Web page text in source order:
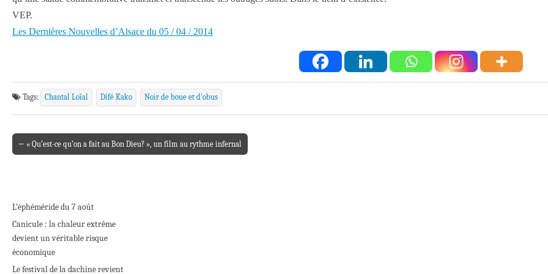
VEP.
Les Dernières Nouvelles d’Alsace du 05 / 04 / 2014
Tags: Chantal Loïal Difé Kako Noir de boue et d'obus
Post navigation
← « Qu’est-ce qu’on a fait au Bon Dieu? », un film au rythme infernal
L’éphéméride du 7 août
Canicule : la chaleur extrême
devient un véritable risque
économique
Le festival de la dachine revient